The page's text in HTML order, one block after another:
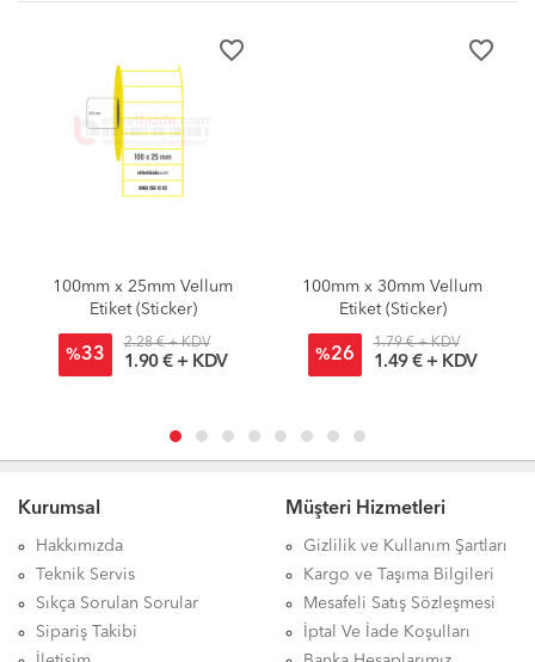
favorite_border
100mm x 25mm Vellum
Etiket (Sticker)
%33
2.28 € + KDV
1.90 € + KDV
favorite_border
100mm x 30mm Vellum
Etiket (Sticker)
%26
1.79 € + KDV
1.49 € + KDV
Kurumsal
Hakkımızda
Teknik Servis
Sıkça Sorulan Sorular
Sipariş Takibi
Müşteri Hizmetleri
Gizlilik ve Kullanım Şartları
Kargo ve Taşıma Bilgileri
Mesafeli Satış Sözleşmesi
İptal Ve İade Koşulları